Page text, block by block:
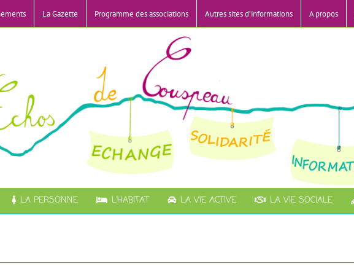
La Gazette Programme des associations Autres sites d’informations A propos
LA PERSONNE L’HABITAT LA VIE ACTIVE LA VIE SOCIALE